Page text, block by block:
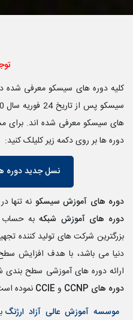
کلیه دوره های سیسکو معرفی شده
سیسکو پس از
های سیسکو معرفی شده اند. برای
دوره ها بر روی دکمه زیر کلیلک کنید:
نسل جدید دوره
دوره های آموزش سیسکو نه تنها
دوره های آموزش شبکهبه حساب
بزرگترین شرکت های تولید کننده
دنیا می باشد، با هدف افزایش
ارائه دوره های آموزشی سطح بندی
دوره های CCNP
و CCIE نموده
موسسه آموزش عالی آزاد ارژنگ